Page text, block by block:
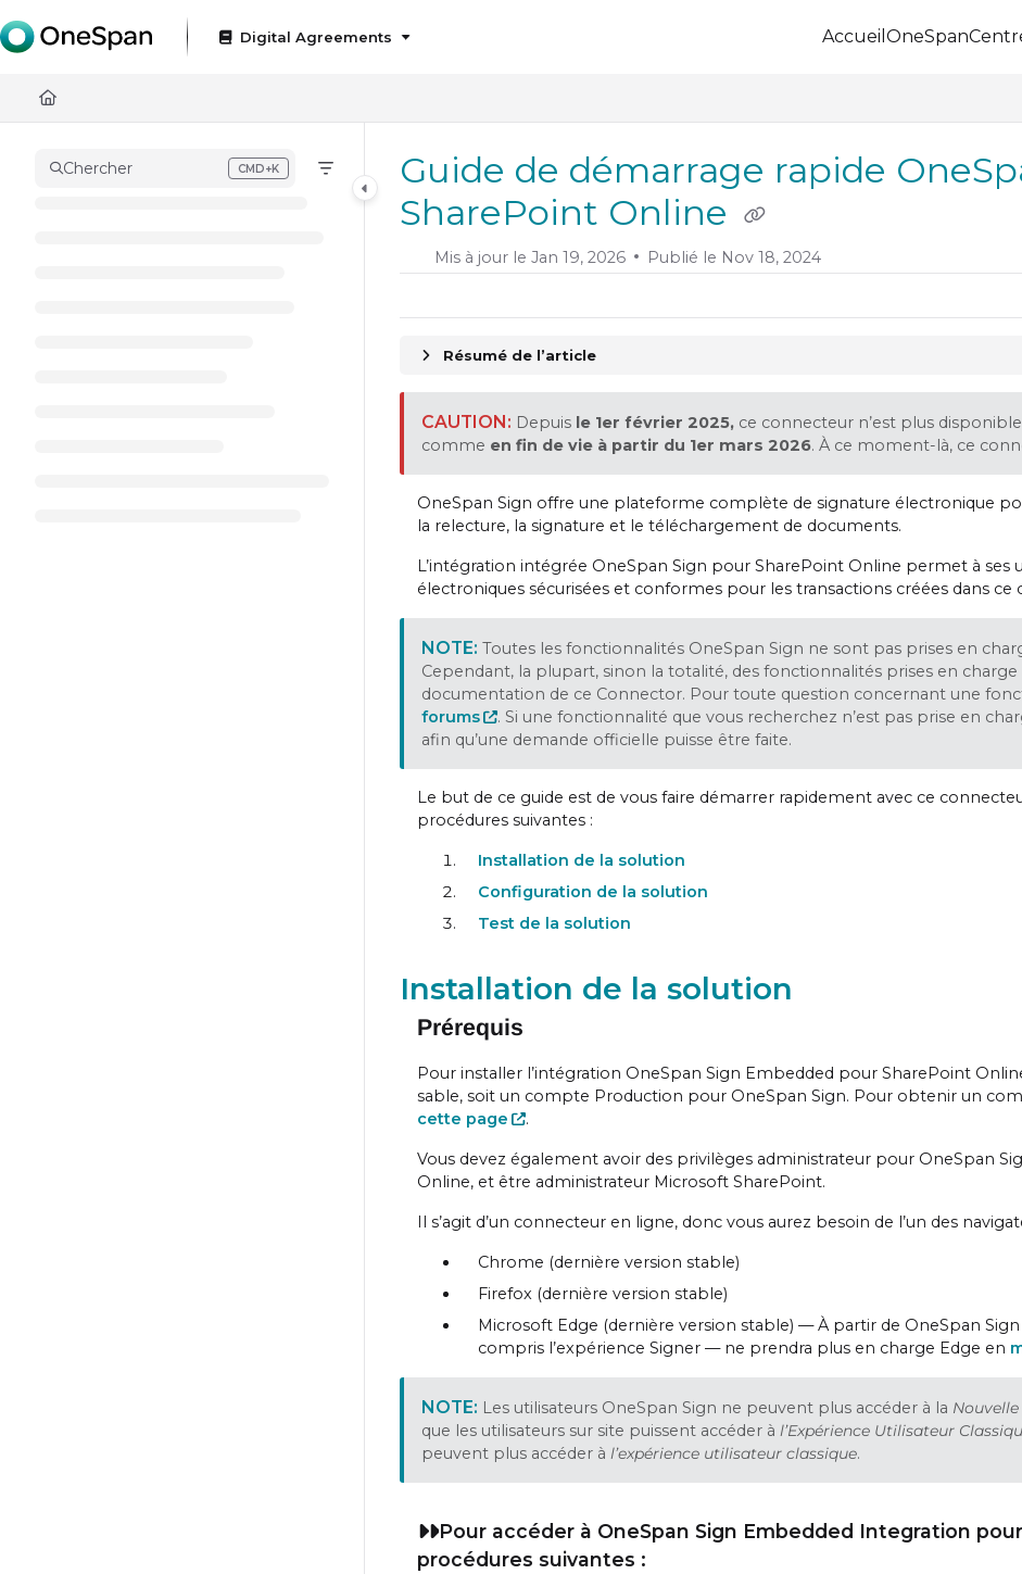
Documentation Index
Fetch the complete documentation index at:https://docs.onespan.com/llms.txt
Use this file to discover all available pages before exploring further.
Digital Agreements Accueil OneSpan
Chercher CMD+K
Press CMD+K to open search
Guide de démarrage rapide
SharePoint Online
Mis à jour le Jan 19, 2026 Publié le Nov 18, 2024
Résumé de l’article
Depuis le 1er février 2025, ce connecteur n’est plus
comme en fin de vie à partir du 1er mars 2026. À ce moment-là, ce
OneSpan Sign offre une plateforme complète de signature électronique
la relecture, la signature et le téléchargement de documents.
L’intégration intégrée OneSpan Sign pour SharePoint Online permet à ses
électroniques sécurisées et conformes pour les transactions créées dans ce
Toutes les fonctionnalités OneSpan Sign ne sont pas prises en
Cependant, la plupart, sinon la totalité, des fonctionnalités prises en
documentation de ce Connector. Pour toute question concernant une
forums
. Si une fonctionnalité que vous recherchez n’est pas prise en
afin qu’une demande officielle puisse être faite.
Le but de ce guide est de vous faire démarrer rapidement avec ce
procédures suivantes :
Installation de la solution
Configuration de la solution
Test de la solution
Installation de la solution
Prérequis
Pour installer l’intégration OneSpan Sign Embedded pour SharePoint
sable, soit un compte Production pour OneSpan Sign. Pour obtenir un
cette page
.
Vous devez également avoir des privilèges administrateur pour OneSpan
Online, et être administrateur Microsoft SharePoint.
Il s’agit d’un connecteur en ligne, donc vous aurez besoin de l’un des
Chrome (dernière version stable)
Firefox (dernière version stable)
Microsoft Edge (dernière version stable) — À partir de OneSpan Sign
compris l’expérience Signer — ne prendra plus en charge Edge en
Les utilisateurs OneSpan Sign ne peuvent plus accéder à la
que les utilisateurs sur site puissent accéder à l’Expérience Utilisateur
peuvent plus accéder à l’expérience utilisateur classique.
Pour accéder à OneSpan Sign Embedded Integration
procédures suivantes :